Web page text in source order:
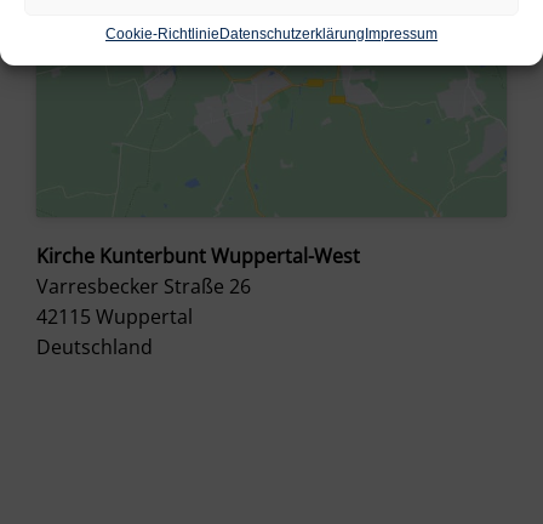
Cookie-Richtlinie Datenschutzerklärung Impressum
Kirche Kunterbunt Wuppertal-West
Varresbecker Straße 26
42115 Wuppertal
Deutschland